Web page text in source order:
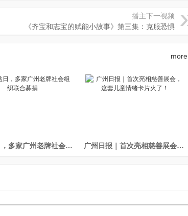
播主下一视频
《齐宝和志宝的赋能小故事》第三集：克服恐惧
more
99公益日，多家广州老牌社会组织联合募捐 广州日报｜首次亮相慈善展会，这套儿童情绪卡片火了！